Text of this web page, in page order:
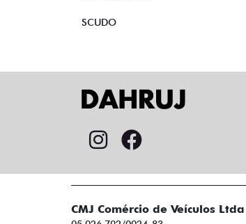
SCUDO
CMJ Comércio de Veículos Ltda